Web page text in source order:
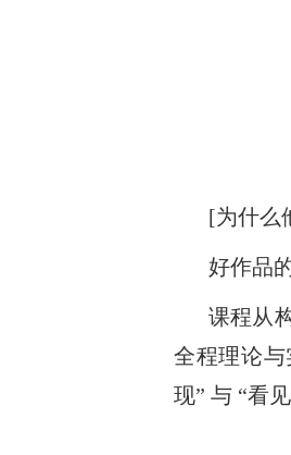
[为什么
好作品
课程从
全程理论
现” 与 “看